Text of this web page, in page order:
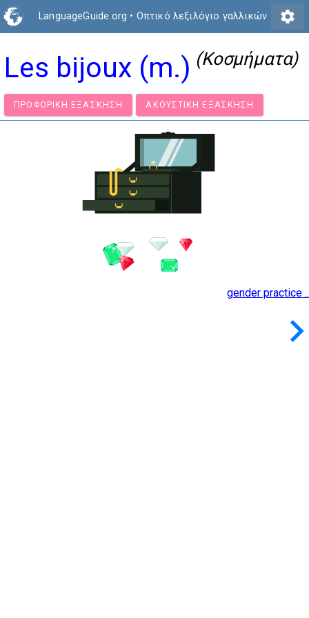
LanguageGuide.org • Οπτικό λεξιλόγιο γαλλικών settings
Les bijoux (m.) (Κοσμήματα)
ΠΡΟΦΟΡΙΚΉ ΕΞΆΣΚΗΣΗ ΑΚΟΥΣΤΙΚΉ ΕΞΆΣΚΗΣΗ
gender practice ..